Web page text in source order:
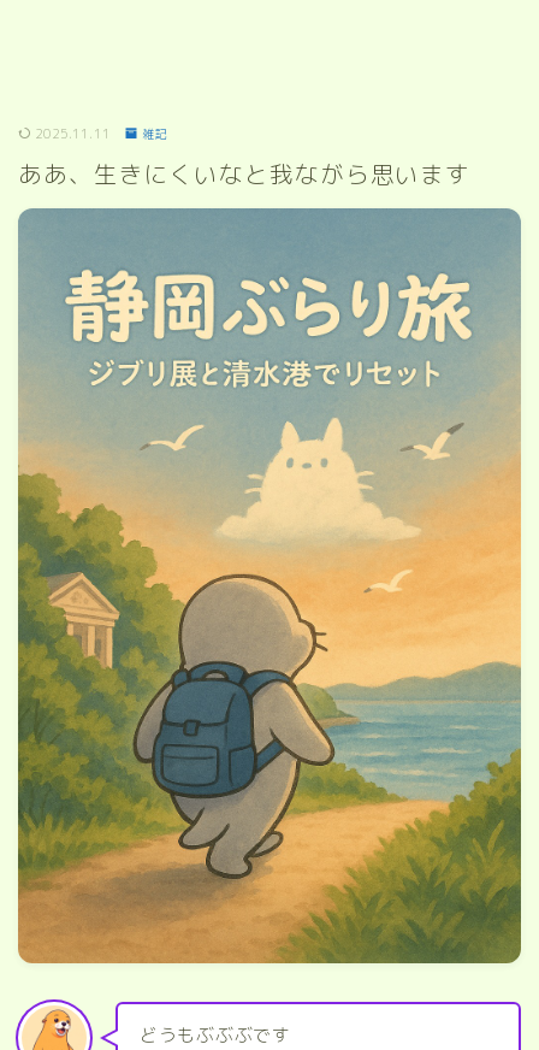
2025.11.11 雑記
ああ、生きにくいなと我ながら思います
どうもぶぶぶです